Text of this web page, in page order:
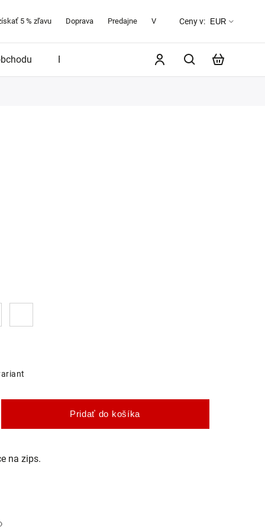
5 % zľavu Doprava Predajne Veľkostná tabuľka O značke
Ceny v: EUR
Blog
Pridať do košíka
na zips.